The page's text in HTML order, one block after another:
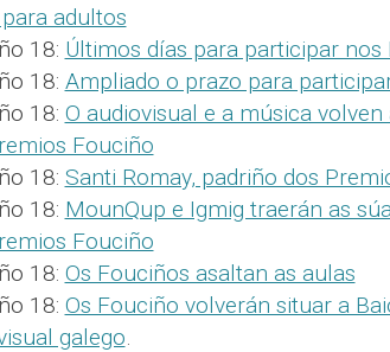
adultos
18: Últimos días para participar
18: Ampliado o prazo para
18: O audiovisual e a música
Fouciño
18: Santi Romay, padriño dos
18: MounQup e Igmig traerán as
Fouciño
18: Os Fouciños asaltan as aulas
18: Os Fouciño volverán situar a
galego.